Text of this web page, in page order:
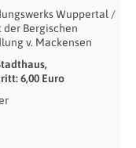
Wuppertal /
Bergischen
v. Mackensen
6,00 Euro